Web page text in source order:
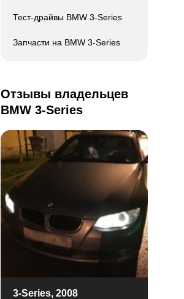
Тест-драйвы BMW 3-Series
Запчасти на BMW 3-Series
Отзывы владельцев
BMW 3-Series
3-Series, 2008